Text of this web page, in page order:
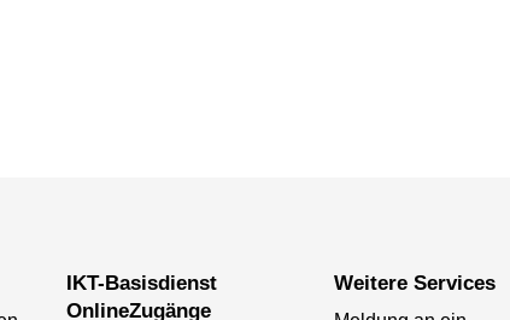
IKT-Basisdienst
OnlineZugänge
Weitere Services